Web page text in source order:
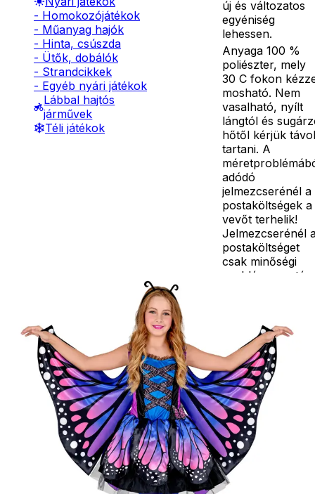
- Homokozójátékok
- Műanyag hajók
- Hinta, csúszda
- Ütők, dobálók
- Strandcikkek
- Egyéb nyári játékok
Lábbal hajtós
járművek
Téli játékok
új és változatos
egyéniség
lehessen.
Egyéb
Anyaga 100 %
poliészter, mely
30 C fokon
mosható. Nem
vasalható, nyílt
lángtól és
hőtől kérjük távol
tartani. A
adódó
jelmezcserénél a
postaköltségek a
vevőt terhelik!
Jelmezcserénél
postaköltséget
csak minőségi
probléma esetén
vásárlóinkat,
a jelmezek nem
tartalmazzák a
kiegészítőket,
például harisnya,
ékszer, cipő,
paróka, kesztyű,
kardok, kemény
kalapok,
varázspálca,
seprű, szakáll,
bajusz, műanyag